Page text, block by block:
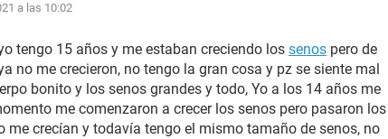
a las 10:02
tengo 15 años y me estaban creciendo los senos pero de
no me crecieron, no tengo la gran cosa y pz se siente mal
bonito y los senos grandes y todo, Yo a los 14 años me
me comenzaron a crecer los senos pero pasaron los
me crecían y todavía tengo el mismo tamaño de senos, no